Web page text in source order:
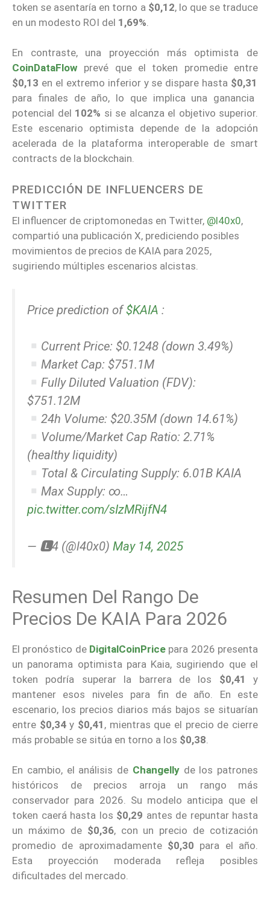
token se asentaría en torno a $0,12, lo que se traduce
en un modesto ROI del 1,69%
En contraste, una proyección más optimista de
CoinDataFlow prevé que el token promedie entre
$0,13 en el extremo inferior y se dispare hasta $0,31
para finales de año, lo que implica una ganancia
potencial del 102% si se alcanza el objetivo superior.
Este escenario optimista depende de la adopción
acelerada de la plataforma interoperable de smart
contracts de la blockchain.
PREDICCIÓN DE INFLUENCERS DE
TWITTER
El influencer de criptomonedas en Twitter, @l40x0,
compartió una publicación X, prediciendo posibles
movimientos de precios de KAIA para 2025,
sugiriendo múltiples escenarios alcistas.
Price prediction of$KAIA :
Current Price: $0.1248 (down 3.49%)
Market Cap: $751.1M
Fully Diluted Valuation (FDV):
$751.12M
24h Volume: $20.35M (down 14.61%)
Volume/Market Cap Ratio: 2.71%
(healthy liquidity)
Total & Circulating Supply: 6.01B KAIA
Max Supply: ∞…
pic.twitter.com/sIzMRijfN4
— 🅻4 (@l40x0) May 14, 2025
Resumen Del Rango De
Precios De KAIA Para 2026
El pronóstico de DigitalCoinPrice para 2026 presenta
un panorama optimista para Kaia, sugiriendo que el
token podría superar la barrera de los $0,41
y
mantener esos niveles para fin de año. En este
escenario, los precios diarios más bajos se situarían
entre $0,34y $0,41 , mientras que el precio de cierre
más probable se sitúa en torno a los $0,38
En cambio, el análisis de Changellyde los patrones
históricos de precios arroja un rango más
conservador para 2026. Su modelo anticipa que el
token caerá hasta los $0,29 antes de repuntar hasta
un máximo de $0,36, con un precio de cotización
promedio de aproximadamente $0,30 para el año.
Esta proyección moderada refleja posibles
dificultades del mercado.